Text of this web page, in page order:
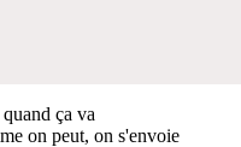
ça va
on peut, on s'envoie